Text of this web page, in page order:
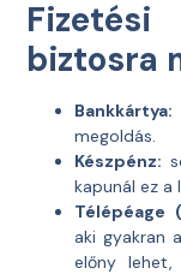
biztosra
Bankkártya:
megoldás.
Készpénz:
kapunál ez a
Télépéage
aki gyakran
előny